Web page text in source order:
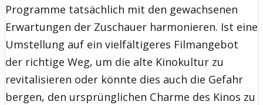
Programme tatsächlich mit den gewachsenen
Erwartungen der Zuschauer harmonieren. Ist eine
Umstellung auf ein vielfältigeres Filmangebot
der richtige Weg, um die alte Kinokultur zu
revitalisieren oder könnte dies auch die Gefahr
bergen, den ursprünglichen Charme des Kinos zu